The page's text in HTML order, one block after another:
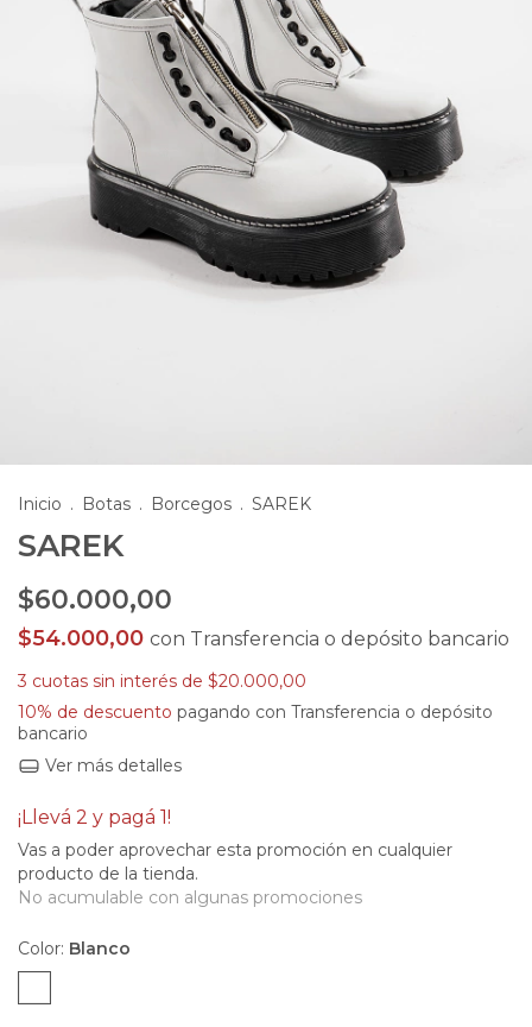
Inicio . Botas . Borcegos . SAREK
SAREK
$60.000,00
$54.000,00 con Transferencia o depósito bancario
3 cuotas sin interés de $20.000,00
10% de descuento pagando con Transferencia o depósito
bancario
Ver más detalles
¡Llevá 2 y pagá 1!
Vas a poder aprovechar esta promoción en cualquier
producto de la tienda.
No acumulable con algunas promociones
Color: Blanco